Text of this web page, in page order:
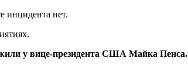
инцидента нет.
у вице-президента США Майка Пенса.